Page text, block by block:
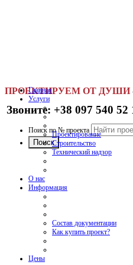
ПРОЕКТИРУЕМ ОТ ДУШИ
Звоните: +38 097 540 52
Поиск по № проекта
Главная
Услуги
Проектирование
Строительство
Технический надзор
О нас
Информация
Состав документации
Как купить проект?
Цены